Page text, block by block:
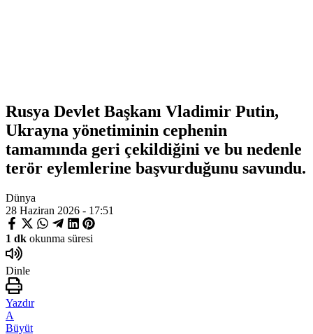
Rusya Devlet Başkanı Vladimir Putin,
Ukrayna yönetiminin cephenin
tamamında geri çekildiğini ve bu nedenle
terör eylemlerine başvurduğunu savundu.
Dünya
28 Haziran 2026 - 17:51
1 dk okunma süresi
Dinle
Yazdır
A
Büyüt